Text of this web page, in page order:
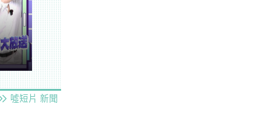
噓短片 新聞